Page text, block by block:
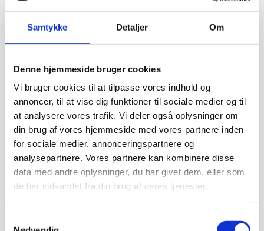
Samtykke Detaljer Om
Denne hjemmeside bruger cookies
Vi bruger cookies til at tilpasse vores indhold og
annoncer, til at vise dig funktioner til sociale medier og til
at analysere vores trafik. Vi deler også oplysninger om
din brug af vores hjemmeside med vores partnere inden
for sociale medier, annonceringspartnere og
analysepartnere. Vores partnere kan kombinere disse
data med andre oplysninger, du har givet dem, eller som
de har indsamlet fra din brug af deres tjenester.
str. 46, Nybo
Herrebukser med smalle ben, god stretch og lav
livhøjde, samti...
359,95kr.
Tilføj til kurv
Garcon herrebuks i sort m/smalle ben